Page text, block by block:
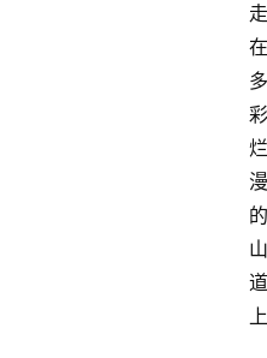
走
在
多
彩
烂
漫
的
山
道
上